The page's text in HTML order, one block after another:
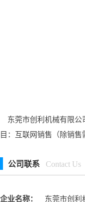
东莞市创利机械有限公
目：互联网销售（除销
公司联系 Contact Us
企业名称：
东莞市创利